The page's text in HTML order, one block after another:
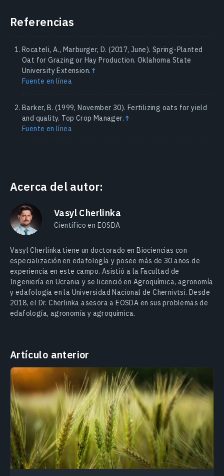
Referencias
Rocateli, A., Marburger, D. (2017, June). Spring-Planted
Oat for Grazing or Hay Production. Oklahoma State
University Extension. ↑
Fuente en línea
Barker, B. (1999, November 30). Fertilizing oats for yield
and quality. Top Crop Manager. ↑
Fuente en línea
Acerca del autor:
Vasyl Cherlinka
Científico en EOSDA
Vasyl Cherlinka tiene un doctorado en Biociencias con
especialización en edafología y posee más de 30 años de
experiencia en este campo. Asistió a la Facultad de
Ingeniería en Ucrania y se licenció en Agroquímica, agronomía
y edafología en la Universidad Nacional de Chernivtsi. Desde
2018, el Dr. Cherlinka asesora a EOSDA en sus problemas de
edafología, agronomía y agroquímica.
Artículo anterior